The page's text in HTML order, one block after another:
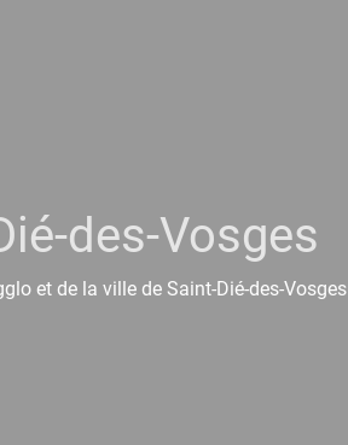
des-Vosges
et de la ville de Saint-Dié-des-Vosges